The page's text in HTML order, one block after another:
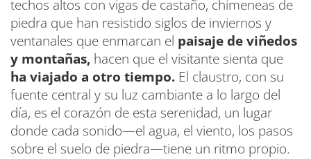
techos altos con vigas de castaño, chimeneas de
piedra que han resistido siglos de inviernos y
ventanales que enmarcan el paisaje de viñedos
y montañas, hacen que el visitante sienta que
ha viajado a otro tiempo. El claustro, con su
fuente central y su luz cambiante a lo largo del
día, es el corazón de esta serenidad, un lugar
donde cada sonido—el agua, el viento, los pasos
sobre el suelo de piedra—tiene un ritmo propio.